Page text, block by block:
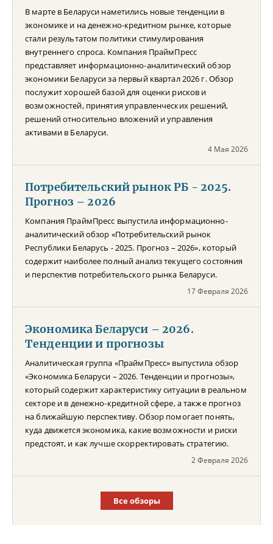
В марте в Беларуси наметились новые тенденции в
экономике и на денежно-кредитном рынке, которые
стали результатом политики стимулирования
внутреннего спроса. Компания ПраймПресс
представляет информационно-аналитический обзор
экономики Беларуси за первый квартал 2026 г. Обзор
послужит хорошей базой для оценки рисков и
возможностей, принятия управленческих решений,
решений относительно вложений и управления
активами в Беларуси.
4 Мая 2026
Потребительский рынок РБ - 2025.
Прогноз – 2026
Компания ПраймПресс выпустила информационно-
аналитический обзор «Потребительский рынок
Республики Беларусь - 2025. Прогноз – 2026», который
содержит наиболее полный анализ текущего состояния
и перспектив потребительского рынка Беларуси.
17 Февраля 2026
Экономика Беларуси – 2026.
Тенденции и прогнозы
Аналитическая группа «ПраймПресс» выпустила обзор
«Экономика Беларуси – 2026. Тенденции и прогнозы»,
который содержит характеристику ситуации в реальном
секторе и в денежно-кредитной сфере, а также прогноз
на ближайшую перспективу. Обзор помогает понять,
куда движется экономика, какие возможности и риски
предстоят, и как лучше скорректировать стратегию.
2 Февраля 2026
Все обзоры